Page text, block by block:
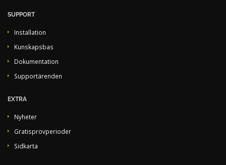
SUPPORT
Installation
Kunskapsbas
Dokumentation
Supportärenden
EXTRA
Nyheter
Gratisprovperioder
Sidkarta